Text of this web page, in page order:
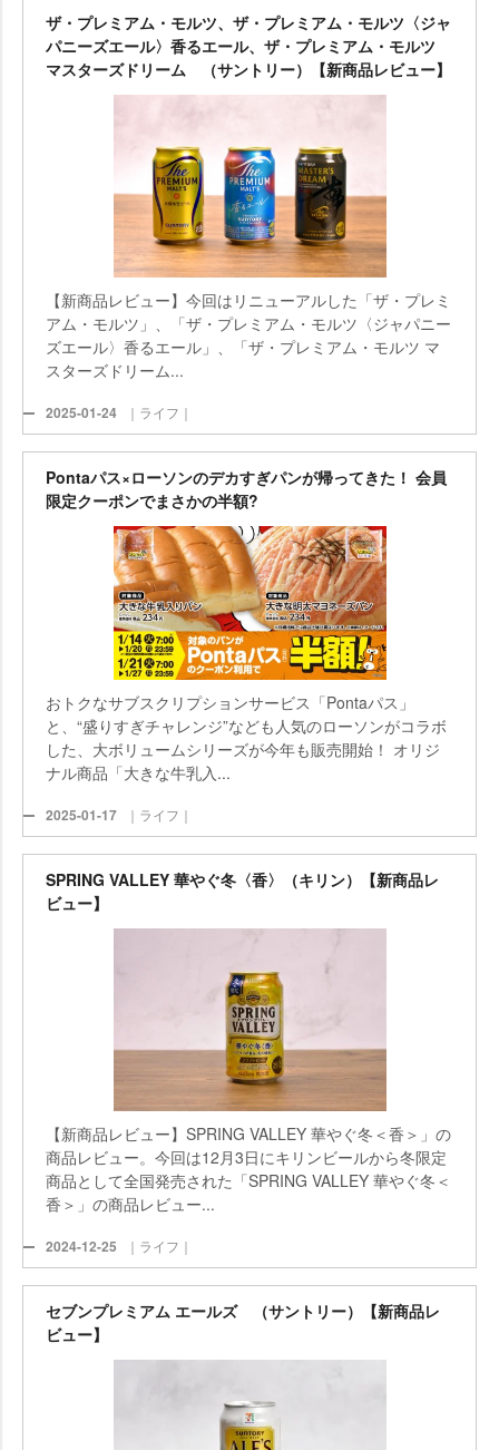
ザ・プレミアム・モルツ、ザ・プレミアム・モルツ〈ジャ
パニーズエール〉香るエール、ザ・プレミアム・モルツ
マスターズドリーム （サントリー）【新商品レビュー】
【新商品レビュー】今回はリニューアルした「ザ・プレミ
アム・モルツ」、「ザ・プレミアム・モルツ〈ジャパニー
ズエール〉香るエール」、「ザ・プレミアム・モルツ マ
スターズドリーム...
2025-01-24 ｜ライフ｜
Pontaパス×ローソンのデカすぎパンが帰ってきた！ 会員
限定クーポンでまさかの半額?
おトクなサブスクリプションサービス「Pontaパス」
と、“盛りすぎチャレンジ”なども人気のローソンがコラボ
した、大ボリュームシリーズが今年も販売開始！ オリジ
ナル商品「大きな牛乳入...
2025-01-17 ｜ライフ｜
SPRING VALLEY 華やぐ冬〈香〉（キリン）【新商品レ
ビュー】
【新商品レビュー】SPRING VALLEY 華やぐ冬＜香＞」の
商品レビュー。今回は12月3日にキリンビールから冬限定
商品として全国発売された「SPRING VALLEY 華やぐ冬＜
香＞」の商品レビュー...
2024-12-25 ｜ライフ｜
セブンプレミアム エールズ （サントリー）【新商品レ
ビュー】